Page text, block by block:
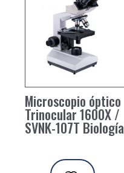
Microscopio óptico
Trinocular 1600X /
SVNK-107T Biología